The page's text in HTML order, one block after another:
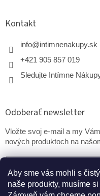
Aby sme vás mohli s
naše produkty, musíme
Kontakt
info@intimnenakupy.sk
+421 905 857 019
Sledujte Intímne
Odoberať newsletter
Vložte svoj e-mail a my
nových produktoch na
PRIHLÁSIŤ SA